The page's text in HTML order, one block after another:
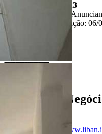
481323
Referência do
Última atualização:
Anunciante
Liban -
33006-J
Site:
https://